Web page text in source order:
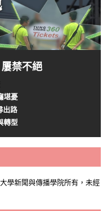
禁不絕
堪憂
出路
轉型
學新聞與傳播學院所有，未經